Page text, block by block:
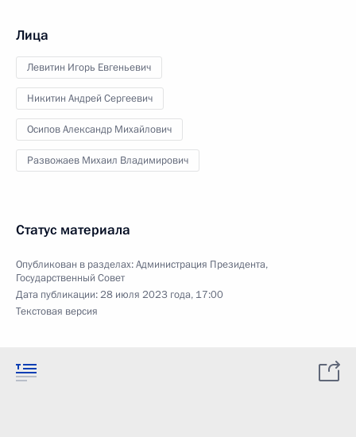
Лица
Левитин Игорь Евгеньевич
Никитин Андрей Сергеевич
Осипов Александр Михайлович
Развожаев Михаил Владимирович
Статус материала
Опубликован в разделах:Администрация Президента,
Государственный Совет
Дата публикации:28 июля 2023 года, 17:00
Текстовая версия